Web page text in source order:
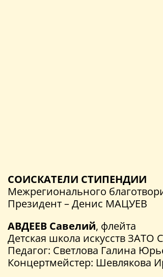
СОИСКАТЕЛИ СТИПЕНДИИ
Межрегионального
Президент – Денис МАЦУЕВ
АВДЕЕВ Савелий, флейта
Детская школа искусств ЗАТО
Педагог: Светлова Галина
Концертмейстер: Шевлякова